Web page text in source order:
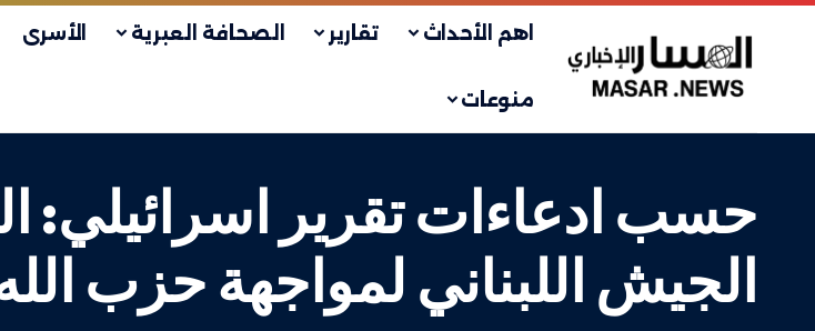
اهم الأحداث تقارير الصحافة العبرية الأسرى
منوعات
حسب ادعاءات تقرير اسرائيلي:
الجيش اللبناني لمواجهة حزب